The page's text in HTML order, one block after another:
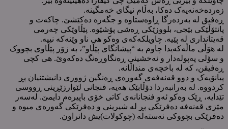
زەردەخەنەیەک دەکا، بەڵام نیگای خەمگینە.
ڕەفیق لە بەردەرگا ڕاوەستاوە و جگەرە دەکێشێ. چاکەت و
پانتۆڵێکی بێجی، بلووزێکی ڕەشی پۆشێوە. پێڵاوێکی چەرمی
قەیتانداری لە پێیە. چاویلکەکەی وەکو هی ناو وێنەکە نییە.
لە هۆڵی ماڵەکەیدا چاوم بە “پیشانگای پێڵاو”، بە زۆر پێڵاوی بچووک
و سۆلی پەپولەدار و نەخشینی ڕەنگاوڕەنگ دەکەوێ. هی کچی
ڕەفیقن، کە لە باخچەی منداڵانە.
پیانۆیەک و دوو قەنەفەی گەورەی ڕەنگین ژووری دانیشتنیان پڕ
کردووە. لە بەرانبەردا دۆڵابێک هەیە، فنجانی لێوارزێڕینی ڕووسی
تێدایە، ڕێک وەکو ئەو فنجانانەی کاتی خۆی باپیرەم دایمێ. لەسەر
مێزی قەنەفە دەفرێکی پڕ لە شیرینی و دەفرێکی گەورەی میوە و
دەفرێکی بچووکی نەستەلە (چوکولات)یش دانراون.